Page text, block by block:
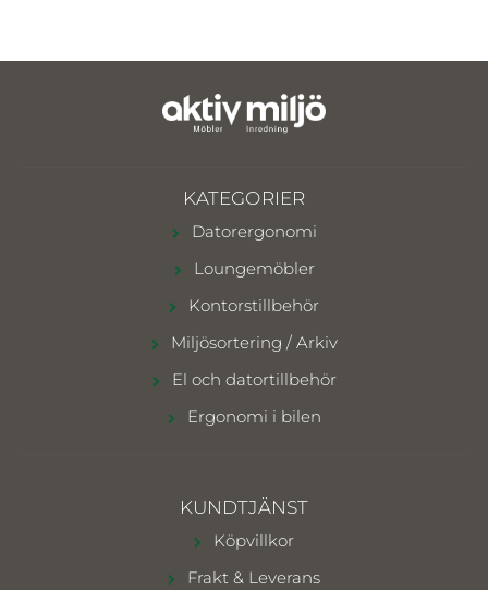
KATEGORIER
Datorergonomi
Loungemöbler
Kontorstillbehör
Miljösortering / Arkiv
El och datortillbehör
Ergonomi i bilen
KUNDTJÄNST
Köpvillkor
Frakt & Leverans